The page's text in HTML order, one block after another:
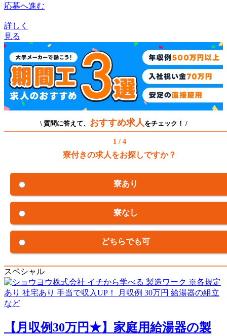
応募へ進む
詳しく
見る
\ 質問に答えて、 おすすめ求人 をチェック！ /
1 / 4
寮付きの求人をお探しですか？
寮あり
寮なし
どちらでも可
スペシャル
【月収例30万円★】家庭用給湯器の製